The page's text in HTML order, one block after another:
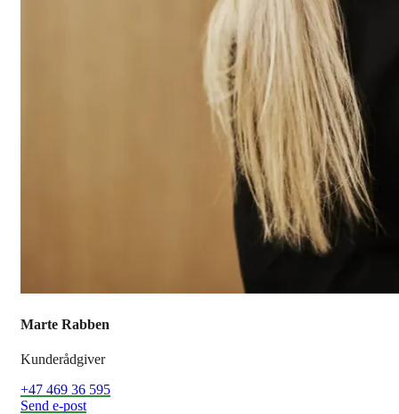
Marte Rabben
Kunderådgiver
+47 469 36 595
Send e-post